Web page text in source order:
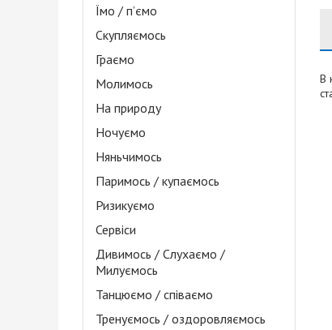
Їмо / п’ємо
Скупляємось
Граємо
Молимось
На природу
Ночуємо
Няньчимось
Паримось / купаємось
Ризикуємо
Сервіси
Дивимось / Слухаємо /
Милуємось
Танцюємо / співаємо
Тренуємось / оздоровляємось
В